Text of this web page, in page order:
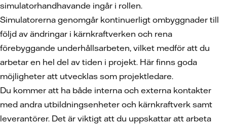
simulatorhandhavande ingår i rollen.
Simulatorerna genomgår kontinuerligt ombyggnader till
följd av ändringar i kärnkraftverken och rena
förebyggande underhållsarbeten, vilket medför att du
arbetar en hel del av tiden i projekt. Här finns goda
möjligheter att utvecklas som projektledare.
Du kommer att ha både interna och externa kontakter
med andra utbildningsenheter och kärnkraftverk samt
leverantörer. Det är viktigt att du uppskattar att arbeta